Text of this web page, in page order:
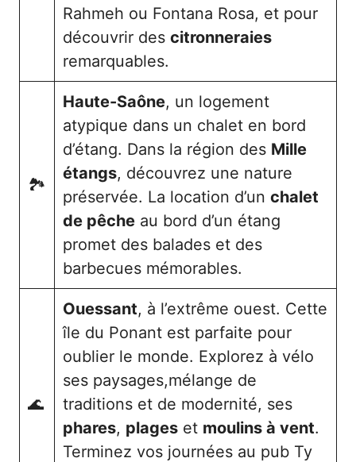
Rahmeh ou Fontana Rosa, et pour
découvrir des citronneraies
remarquables.
🏞️
Haute-Saône, un logement
atypique dans un chalet en bord
d’étang. Dans la région des Mille
étangs, découvrez une nature
préservée. La location d’un chalet
de pêche au bord d’un étang
promet des balades et des
barbecues mémorables.
🌊
Ouessant, à l’extrême ouest. Cette
île du Ponant est parfaite pour
oublier le monde. Explorez à vélo
ses paysages,mélange de
traditions et de modernité, ses
phares, plages et moulins à vent.
Terminez vos journées au pub Ty